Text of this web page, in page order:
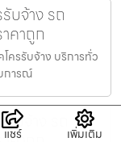
บจ้าง รถ
คาถูก
โครรับจ้าง บริการทั่ว
การณ์
บจ้าง รถ
แชร์ เพิ่มเติม